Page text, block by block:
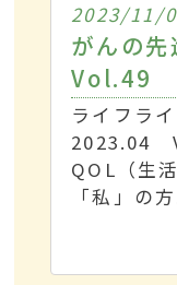
2023/11/
がんの
Vol.49
ライフラ
2023.04
QOL（生
「私」の